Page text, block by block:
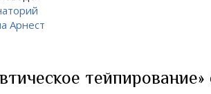
Арнест